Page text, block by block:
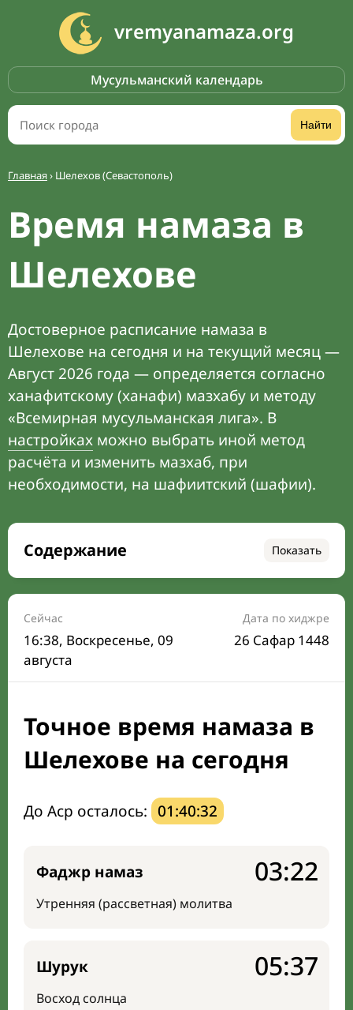
vremyanamaza.org
Мусульманский календарь
Найти
Главная› Шелехов (Севастополь)
Время намаза в
Шелехове
Достоверное расписание намаза в
Шелехове на сегодня и на текущий месяц —
Август 2026 года — определяется согласно
ханафитскому (ханафи) мазхабу и методу
«Всемирная мусульманская лига». В
настройках можно выбрать иной метод
расчёта и изменить мазхаб, при
необходимости, на шафиитский (шафии).
Содержание Показать
Время намаза на сегодня
Расписание на месяц
Время Сухура и Ифтара на сегодня
Календарь рамадана
Направление киблы
Сейчас
16:38, Воскресенье, 09
августа
Дата по хиджре
26 Сафар 1448
Точное время намаза в
Шелехове на сегодня
До Аср осталось: 01:40:31
Фаджр намаз
Утренняя (рассветная) молитва
03:22
Шурук
Восход солнца
05:37